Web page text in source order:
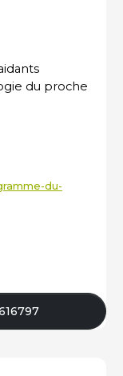
du proche
du-